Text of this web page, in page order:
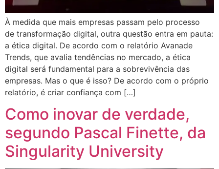
À medida que mais empresas passam pelo processo
de transformação digital, outra questão entra em pauta:
a ética digital. De acordo com o relatório Avanade
Trends, que avalia tendências no mercado, a ética
digital será fundamental para a sobrevivência das
empresas. Mas o que é isso? De acordo com o próprio
relatório, é criar confiança com […]
Como inovar de verdade,
segundo Pascal Finette, da
Singularity University